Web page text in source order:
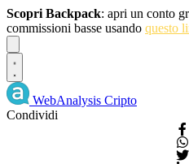
Scopri Backpack: apri un conto
commissioni basse usando questo
WebAnalysis Cripto
Condividi